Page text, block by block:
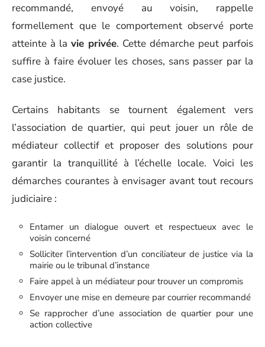
recommandé, envoyé au voisin, rappelle
formellement que le comportement observé porte
atteinte à la vie privée. Cette démarche peut parfois
suffire à faire évoluer les choses, sans passer par la
case justice.
Certains habitants se tournent également vers
l’association de quartier, qui peut jouer un rôle de
médiateur collectif et proposer des solutions pour
garantir la tranquillité à l’échelle locale. Voici les
démarches courantes à envisager avant tout recours
judiciaire :
Entamer un dialogue ouvert et respectueux avec le
voisin concerné
Solliciter l’intervention d’un conciliateur de justice via la
mairie ou le tribunal d’instance
Faire appel à un médiateur pour trouver un compromis
Envoyer une mise en demeure par courrier recommandé
Se rapprocher d’une association de quartier pour une
action collective